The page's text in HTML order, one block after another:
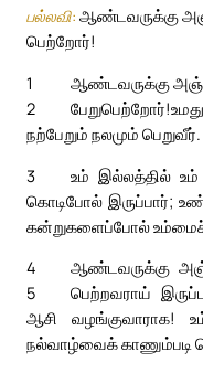
பல்லவி: ஆண்டவருக்கு
பெற்றோர்!
1
ஆண்டவருக்கு
பேறுபெற்றோர்!
2
நற்பேறும் நலமும் பெறுவீர்.
3
உம் இல்லத்தில் உம்
கொடிபோல் இருப்பார்;
கன்றுகளைப்போல் உம்மைச்
4
ஆண்டவருக்கு
பெற்றவராய்
5
ஆசி வழங்குவாராக!
நல்வாழ்வைக் காணும்படி